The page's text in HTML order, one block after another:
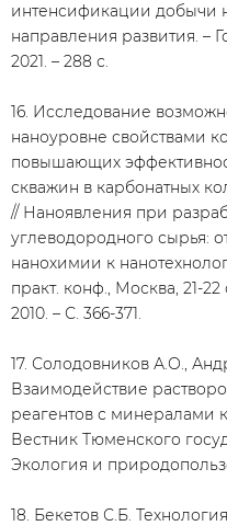
интенсификации добычи
направления развития. –
2021. – 288 с.
16. Исследование
наноуровне свойствами
повышающих
скважин в карбонатных
// Наноявления при
углеводородного сырья:
нанохимии к
практ. конф., Москва, 21-22
2010. – С. 366-371.
17. Солодовников А.О.,
Взаимодействие
реагентов с минералами
Вестник Тюменского
Экология и
18. Бекетов С.Б.